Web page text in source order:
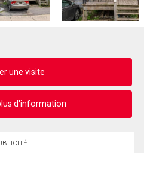
une visite
d'information